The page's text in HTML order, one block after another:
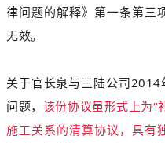
律问题的解释》第一条第三
无效。
关于官长泉与三陆公司
问题， 该份协议虽形式上为“
施工关系的清算协议，具有